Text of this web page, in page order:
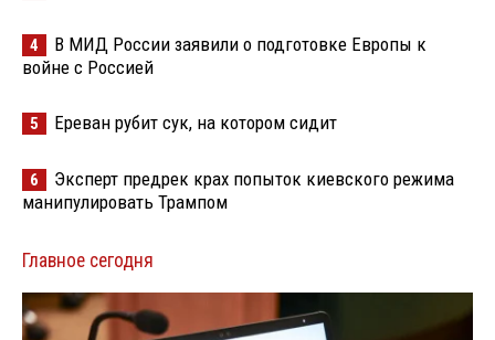
4
В МИД России заявили о подготовке Европы к
войне с Россией
5 Ереван рубит сук, на котором сидит
6
Эксперт предрек крах попыток киевского режима
манипулировать Трампом
Главное сегодня